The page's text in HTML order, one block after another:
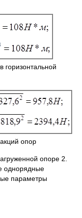
опор
опоре 2.
однорядные
параметры